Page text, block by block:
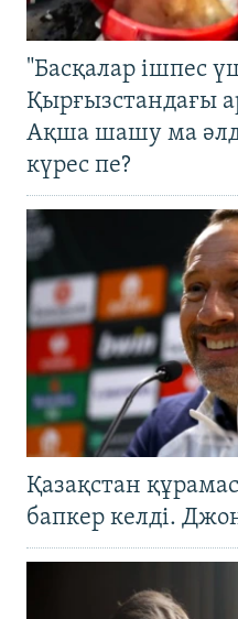
"Басқалар ішпес
Қырғызстандағы
Ақша шашу ма
күрес пе?
Қазақстан
бапкер келді.